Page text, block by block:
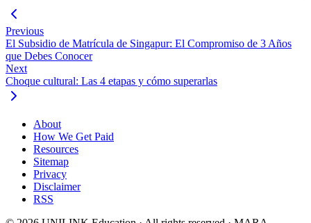
Previous
El Subsidio de Matrícula de Singapur: El Compromiso de 3 Años
que Debes Conocer
Next
Choque cultural: Las 4 etapas y cómo superarlas
About
How We Get Paid
Resources
Sitemap
Privacy
Disclaimer
RSS